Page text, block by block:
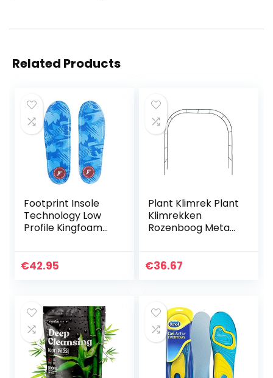
Related Products
Footprint Insole
Technology Low
Profile Kingfoam
Camo, maat 7/7.5
€42.95
Plant Klimrek Plant
Klimrekken
Rozenboog Metaal
Afrastering Trellis
€36.67